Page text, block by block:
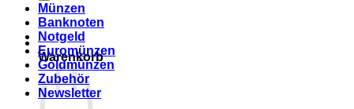
Warenkorb
Münzen
Banknoten
Notgeld
Euromünzen
Goldmünzen
Zubehör
Newsletter